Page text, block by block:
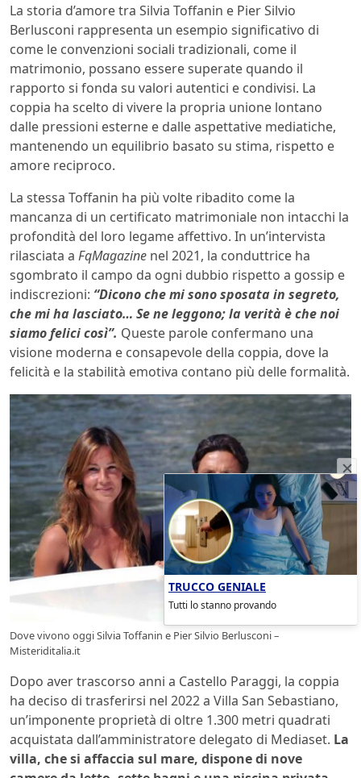
La storia d’amore tra Silvia Toffanin e Pier Silvio
Berlusconi rappresenta un esempio significativo di
come le convenzioni sociali tradizionali, come il
matrimonio, possano essere superate quando il
rapporto si fonda su valori autentici e condivisi. La
coppia ha scelto di vivere la propria unione lontano
dalle pressioni esterne e dalle aspettative mediatiche,
mantenendo un equilibrio basato su stima, rispetto e
amore reciproco.
La stessa Toffanin ha più volte ribadito come la
mancanza di un certificato matrimoniale non intacchi la
profondità del loro legame affettivo. In un’intervista
rilasciata a FqMagazine nel 2021, la conduttrice ha
sgombrato il campo da ogni dubbio rispetto a gossip e
indiscrezioni: “Dicono che mi sono sposata in segreto,
che mi ha lasciato… Se ne leggono; la verità è che noi
siamo felici così”. Queste parole confermano una
visione moderna e consapevole della coppia, dove la
felicità e la stabilità emotiva contano più delle formalità.
Dove vivono oggi Silvia Toffanin e Pier Silvio Berlusconi –
Misteriditalia.it
Dopo aver trascorso anni a Castello Paraggi, la coppia
ha deciso di trasferirsi nel 2022 a Villa San Sebastiano,
un’imponente proprietà di oltre 1.300 metri quadrati
acquistata dall’amministratore delegato di Mediaset. La
villa, che si affaccia sul mare, dispone di nove
TRUCCO GENIALE
Tutti lo stanno provando